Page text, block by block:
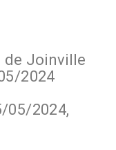
Joinville
2024
05/2024,